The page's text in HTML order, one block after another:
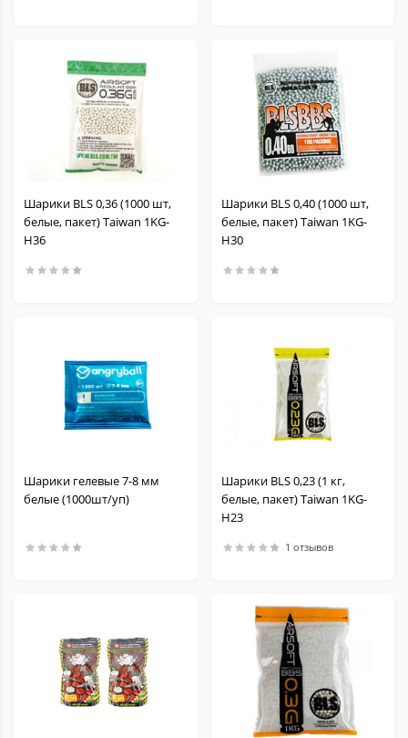
Шарики BLS 0,36 (1000 шт,
белые, пакет) Taiwan 1KG-
H36
Шарики BLS 0,40 (1000 шт,
белые, пакет) Taiwan 1KG-
H30
Шарики гелевые 7-8 мм
белые (1000шт/уп)
Шарики BLS 0,23 (1 кг,
белые, пакет) Taiwan 1KG-
H23
1 отзывов